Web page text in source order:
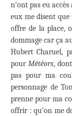
n’ont pas eu
eux me disent
offre de la place,
dommage car ça
Hubert Charuel,
pour Météors,
pas pour ma
personnage de
prenne pour ma
offrir : qu’on me